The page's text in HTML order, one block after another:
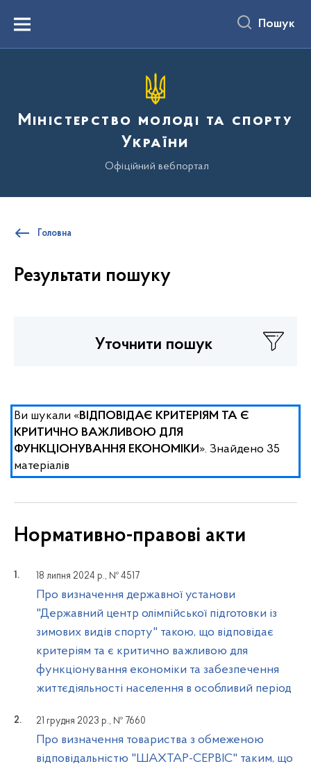
вмістуMenu Пошук
Міністерство молоді та спорту
України
Офіційний вебпортал
Головна
Результати пошуку
Уточнити пошук
Ви шукали «ВІДПОВІДАЄ КРИТЕРІЯМ ТА Є
КРИТИЧНО ВАЖЛИВОЮ ДЛЯ
ФУНКЦІОНУВАННЯ ЕКОНОМІКИ». Знайдено 35
матеріалів
Нормативно-правові акти
18 липня 2024 р., № 4517
Про визначення державної установи
"Державний центр олімпійської підготовки із
зимових видів спорту" такою, що відповідає
критеріям та є критично важливою для
функціонування економіки та забезпечення
життєдіяльності населення в особливий період
21 грудня 2023 р., № 7660
Про визначення товариства з обмеженою
відповідальністю "ШАХТАР-СЕРВІС" таким, що